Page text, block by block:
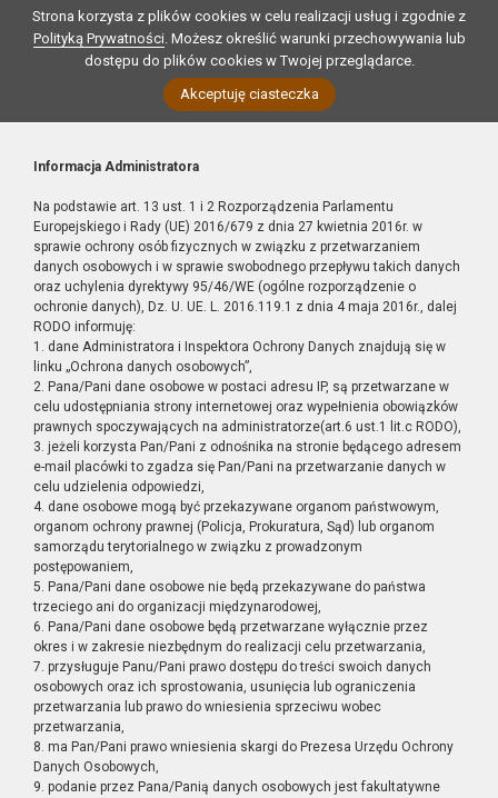
Strona korzysta z plików cookies w celu realizacji usług i zgodnie z
Polityką Prywatności. Możesz określić warunki przechowywania lub
dostępu do plików cookies w Twojej przeglądarce.
Akceptuję ciasteczka
Informacja Administratora
Na podstawie art. 13 ust. 1 i 2 Rozporządzenia Parlamentu
Europejskiego i Rady (UE) 2016/679 z dnia 27 kwietnia 2016r. w
sprawie ochrony osób fizycznych w związku z przetwarzaniem
danych osobowych i w sprawie swobodnego przepływu takich danych
oraz uchylenia dyrektywy 95/46/WE (ogólne rozporządzenie o
ochronie danych), Dz. U. UE. L. 2016.119.1 z dnia 4 maja 2016r., dalej
RODO informuję:
1. dane Administratora i Inspektora Ochrony Danych znajdują się w
linku „Ochrona danych osobowych”,
2. Pana/Pani dane osobowe w postaci adresu IP, są przetwarzane w
celu udostępniania strony internetowej oraz wypełnienia obowiązków
prawnych spoczywających na administratorze(art.6 ust.1 lit.c RODO),
3. jeżeli korzysta Pan/Pani z odnośnika na stronie będącego adresem
e-mail placówki to zgadza się Pan/Pani na przetwarzanie danych w
celu udzielenia odpowiedzi,
4. dane osobowe mogą być przekazywane organom państwowym,
organom ochrony prawnej (Policja, Prokuratura, Sąd) lub organom
samorządu terytorialnego w związku z prowadzonym
postępowaniem,
5. Pana/Pani dane osobowe nie będą przekazywane do państwa
trzeciego ani do organizacji międzynarodowej,
6. Pana/Pani dane osobowe będą przetwarzane wyłącznie przez
okres i w zakresie niezbędnym do realizacji celu przetwarzania,
7. przysługuje Panu/Pani prawo dostępu do treści swoich danych
osobowych oraz ich sprostowania, usunięcia lub ograniczenia
przetwarzania lub prawo do wniesienia sprzeciwu wobec
przetwarzania,
8. ma Pan/Pani prawo wniesienia skargi do Prezesa Urzędu Ochrony
Danych Osobowych,
9. podanie przez Pana/Panią danych osobowych jest fakultatywne